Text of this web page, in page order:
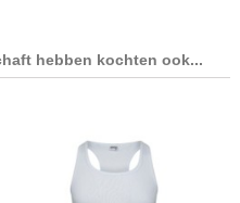
hebben kochten ook...